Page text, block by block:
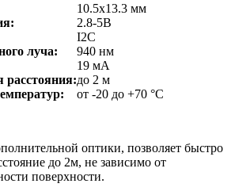
10.5х13.3 мм
2.8-5В
I2C
луча:
940 нм
19 мА
расстояния:до 2 м
от -20 до +70 °C
оптики, позволяет быстро
до 2м, не зависимо от
поверхности.